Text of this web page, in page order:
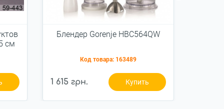
см
Блендер Gorenje HBC564QW
Код товара: 163489
1 615 грн. Купить